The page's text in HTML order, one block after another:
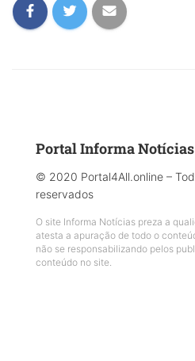
Portal Informa Notícias
© 2020 Portal4All.online –
reservados
O site Informa Notícias preza a
atesta a apuração de todo o
não se responsabilizando pelos
conteúdo no site.